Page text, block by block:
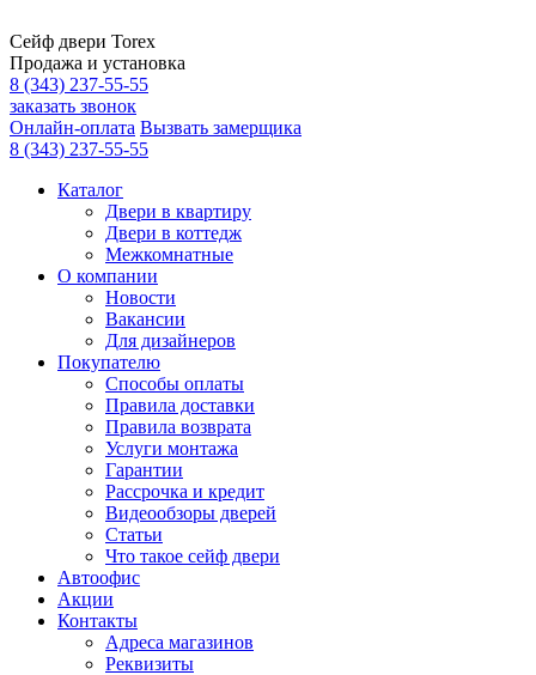
Сейф двери Torex
Продажа и установка
8 (343) 237-55-55
заказать звонок
Онлайн-оплата Вызвать замерщика
8 (343) 237-55-55
Каталог
Двери в квартиру
Двери в коттедж
Межкомнатные
О компании
Новости
Вакансии
Для дизайнеров
Покупателю
Способы оплаты
Правила доставки
Правила возврата
Услуги монтажа
Гарантии
Рассрочка и кредит
Видеообзоры дверей
Статьи
Что такое сейф двери
Автоофис
Акции
Контакты
Адреса магазинов
Реквизиты